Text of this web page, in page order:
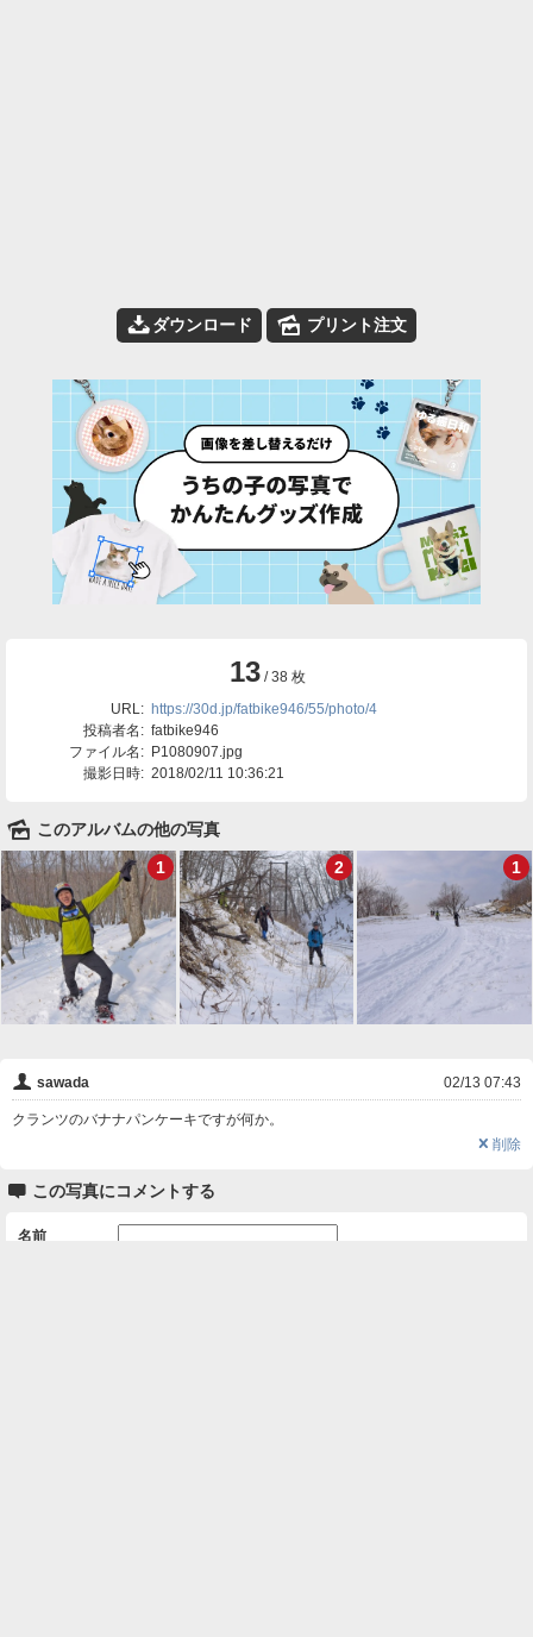
📥ダウンロード 🌄 プリント注文
13/ 38 枚
URL: https://30d.jp/fatbike946/55/photo/4
投稿者名: fatbike946
ファイル名: P1080907.jpg
撮影日時: 2018/02/11 10:36:21
🌄 このアルバムの他の写真
1
2 1
👤 sawada 02/13 07:43
クランツのバナナパンケーキですが何か。
❌ 削除
 この写真にコメントする
名前